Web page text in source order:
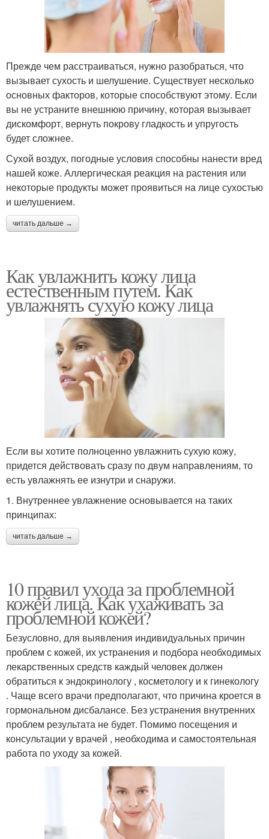
Прежде чем расстраиваться, нужно разобраться, что
вызывает сухость и шелушение. Существует несколько
основных факторов, которые способствуют этому. Если
вы не устраните внешнюю причину, которая вызывает
дискомфорт, вернуть покрову гладкость и упругость
будет сложнее.
Сухой воздух, погодные условия способны нанести вред
нашей коже. Аллергическая реакция на растения или
некоторые продукты может проявиться на лице сухостью
и шелушением.
читать дальше →
Как увлажнить кожу лица
естественным путем. Как
увлажнять сухую кожу лица
Если вы хотите полноценно увлажнить сухую кожу,
придется действовать сразу по двум направлениям, то
есть увлажнять ее изнутри и снаружи.
1. Внутреннее увлажнение основывается на таких
принципах:
читать дальше →
10 правил ухода за проблемной
кожей лица. Как ухаживать за
проблемной кожей?
Безусловно, для выявления индивидуальных причин
проблем с кожей, их устранения и подбора необходимых
лекарственных средств каждый человек должен
обратиться к эндокринологу , косметологу и к гинекологу
. Чаще всего врачи предполагают, что причина кроется в
гормональном дисбалансе. Без устранения внутренних
проблем результата не будет. Помимо посещения и
консультации у врачей , необходима и самостоятельная
работа по уходу за кожей.